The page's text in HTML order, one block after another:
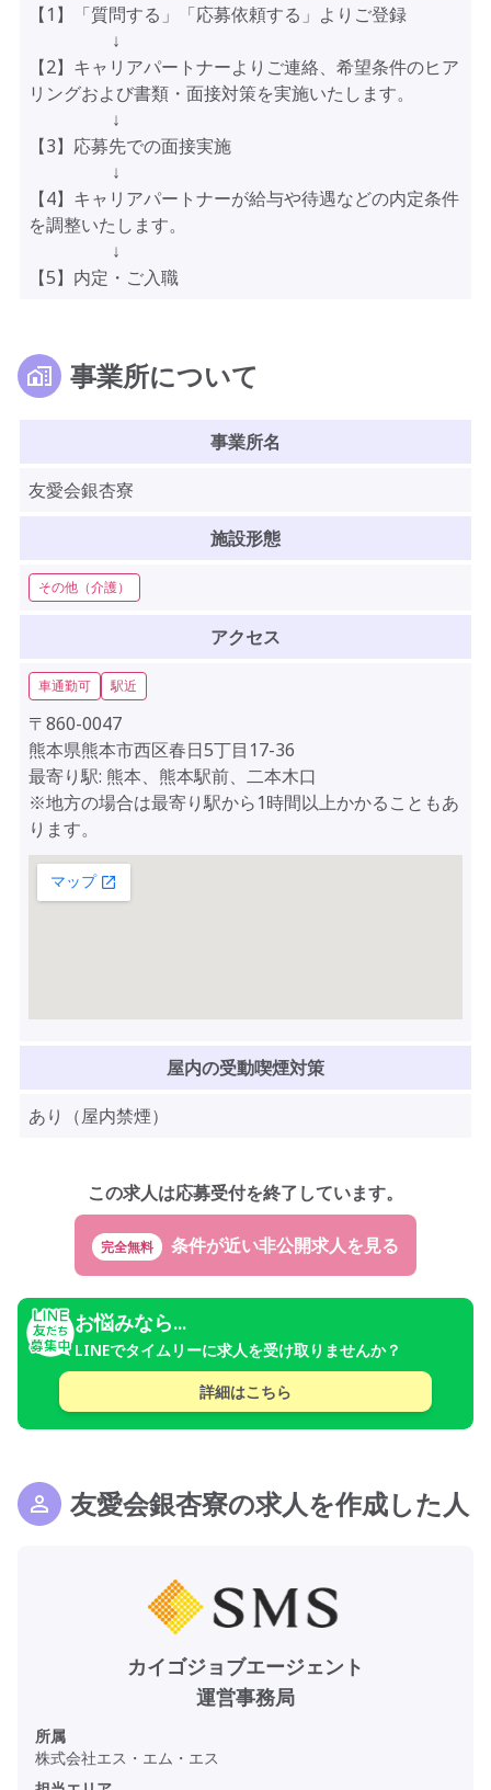
【1】「質問する」「応募依頼する」よりご登録
↓
【2】キャリアパートナーよりご連絡、希望条件のヒア
リングおよび書類・面接対策を実施いたします。
↓
【3】応募先での面接実施
↓
【4】キャリアパートナーが給与や待遇などの内定条件
を調整いたします。
↓
【5】内定・ご入職
事業所について
事業所名
友愛会銀杏寮
施設形態
その他（介護）
アクセス
車通勤可 駅近
〒860-0047
熊本県熊本市西区春日5丁目17-36
最寄り駅: 熊本、熊本駅前、二本木口
※地方の場合は最寄り駅から1時間以上かかることもあ
ります。
屋内の受動喫煙対策
あり（屋内禁煙）
この求人は応募受付を終了しています。
完全無料
お悩みなら...
LINEでタイムリーに求人を受け取りませんか？
詳細はこちら
友愛会銀杏寮の求人を作成した人
カイゴジョブエージェント
運営事務局
所属
株式会社エス・エム・エス